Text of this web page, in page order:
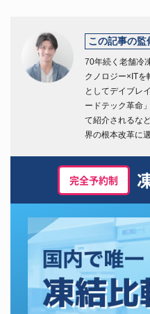
この記事の監
70年続く老舗冷
クノロジー×ITを
としてデイブレ
ードテック革命
て紹介されるな
界の根本改革に邁
完全予約制